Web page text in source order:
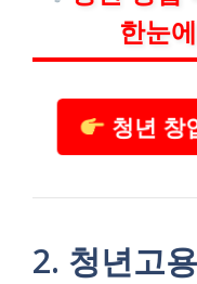
한눈
청년 창
2. 청년고